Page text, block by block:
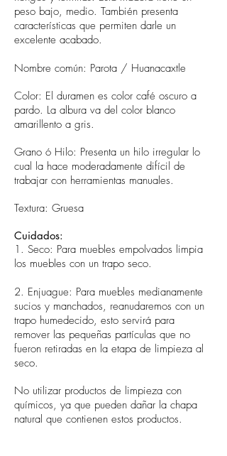
peso bajo, medio. También presenta
características que permiten darle un
excelente acabado.
Nombre común: Parota / Huanacaxtle
Color: El duramen es color café oscuro a
pardo. La albura va del color blanco
amarillento a gris.
Grano ó Hilo: Presenta un hilo irregular lo
cual la hace moderadamente difícil de
trabajar con herramientas manuales.
Textura: Gruesa
Cuidados:
1. Seco: Para muebles empolvados limpia
los muebles con un trapo seco.
2. Enjuague: Para muebles medianamente
sucios y manchados, reanudaremos con un
trapo humedecido, esto servirá para
remover las pequeñas partículas que no
fueron retiradas en la etapa de limpieza al
seco.
No utilizar productos de limpieza con
químicos, ya que pueden dañar la chapa
natural que contienen estos productos.